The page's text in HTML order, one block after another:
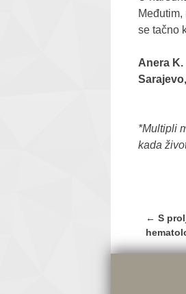
se tačno
Anera K.
*Multipli
kada
Post
← S